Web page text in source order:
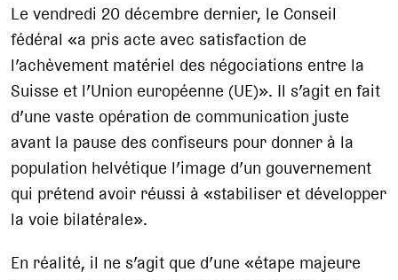
Le vendredi 20 décembre dernier, le Conseil
fédéral «a pris acte avec satisfaction de
l’achèvement matériel des négociations entre la
Suisse et l’Union européenne (UE)». Il s’agit en fait
d’une vaste opération de communication juste
avant la pause des confiseurs pour donner à la
population helvétique l’image d’un gouvernement
qui prétend avoir réussi à «stabiliser et développer
la voie bilatérale».
En réalité, il ne s’agit que d’une «étape majeure